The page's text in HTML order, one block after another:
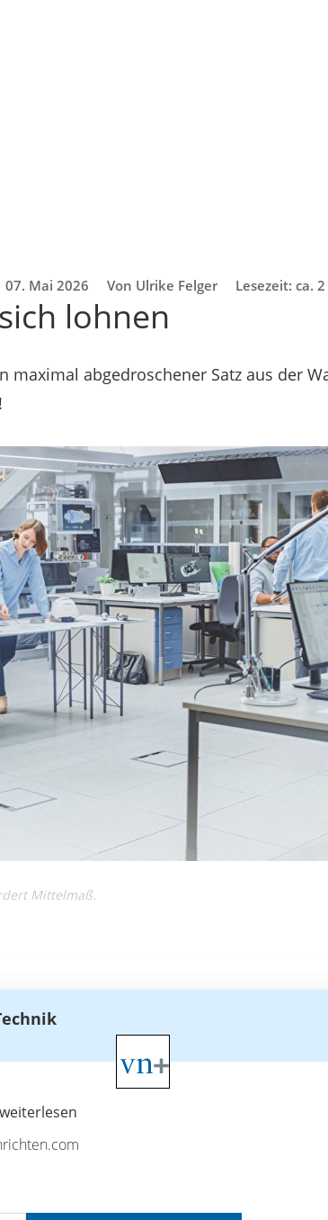
07. Mai 2026 Von Ulrike Felger Lesezeit: ca.
lohnen
maximal abgedroschener Satz aus der
Mittelmaß.